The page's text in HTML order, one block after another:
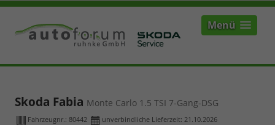
Menü
Skoda Fabia Monte Carlo 1.5 TSI 7-Gang-DSG
Fahrzeugnr.: 80442 unverbindliche Lieferzeit: 21.10.2026